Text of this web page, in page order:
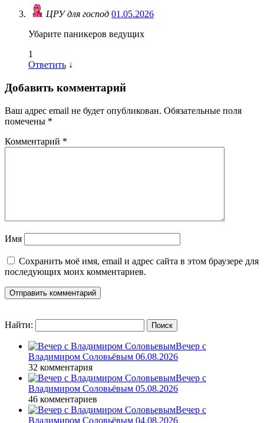
ЦРУ для господ 01.05.2026
Убарите паникеров ведущих
1
Ответить ↓
Добавить комментарий
Ваш адрес email не будет опубликован. Обязательные поля
помечены *
Комментарий *
Имя
Сохранить моё имя, email и адрес сайта в этом браузере для
последующих моих комментариев.
Найти:
Вечер с
Владимиром Соловьёвым 06.08.2026
32 комментария
Вечер с
Владимиром Соловьёвым 05.08.2026
46 комментариев
Вечер с
Владимиром Соловьёвым 04.08.2026